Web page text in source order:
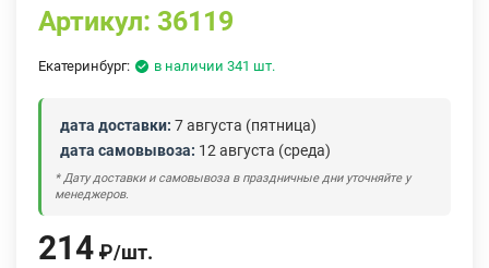
Артикул: 36119
Екатеринбург: в наличии 341 шт.
дата доставки: 7 августа (пятница)
дата самовывоза: 12 августа (среда)
* Дату доставки и самовывоза в праздничные дни уточняйте у
менеджеров.
214 ₽/шт.